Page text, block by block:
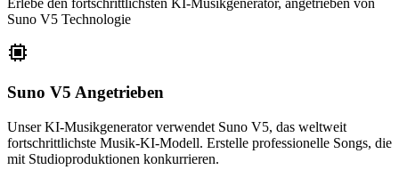
Suno V5 Technologie
Suno V5 Angetrieben
Unser KI-Musikgenerator verwendet Suno V5, das weltweit
fortschrittlichste Musik-KI-Modell. Erstelle professionelle Songs, die
mit Studioproduktionen konkurrieren.